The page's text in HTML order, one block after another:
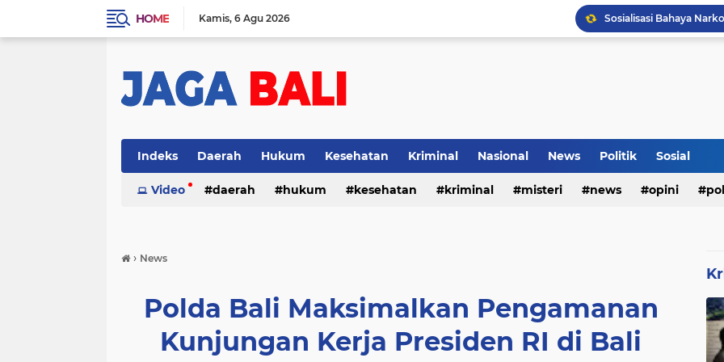
HOME Kamis 6 Agu 2026
Pencegahan DBD Perlu
Indeks Daerah Hukum Kesehatan Kriminal Nasional News Politik Sosial
Video daerah hukum kesehatan kriminal misteri news opini
› News
Polda Bali Maksimalkan Pengamanan
Kunjungan Kerja Presiden RI di Bali